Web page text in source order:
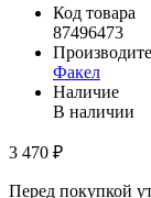
Код товара
87496473
Факел
Наличие
В наличии
3 470 ₽
Перед покупкой